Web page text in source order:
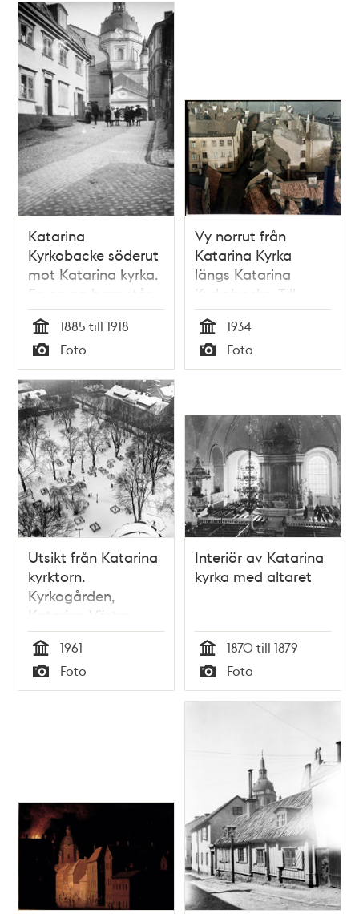
Katarina
Kyrkobacke söderut
mot Katarina kyrka.
En grupp barn står
på Katarina
Kyrkobacke vid Lilla
Fiskaregränd (nuv.
Roddargatan)
Tid
1885 till 1918
Typ
Foto
Vy norrut från
Katarina Kyrka
längs Katarina
Kyrkobacke. Till
vänster
Svartensgatan
Tid
1934
Typ
Foto
Utsikt från Katarina
kyrktorn.
Kyrkogården,
Katarina Västra
Kyrkogata och kv.
Sturen Större med
f.d. Katarina
realskola
Tid
1961
Typ
Foto
Interiör av Katarina
kyrka med altaret
Tid
1870 till 1879
Typ
Foto